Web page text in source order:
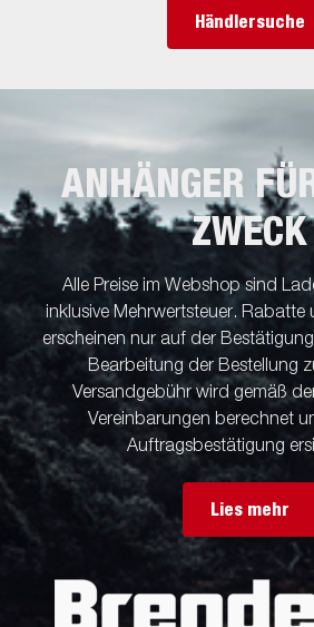
Händlersuche
ANHÄNGER
ZWECK
Alle Preise im Webshop sind
inklusive Mehrwertsteuer. Rabatte
erscheinen nur auf der
Bearbeitung der Bestellung
Versandgebühr wird gemäß
Vereinbarungen berechnet
Auftragsbestätigung
Lies mehr